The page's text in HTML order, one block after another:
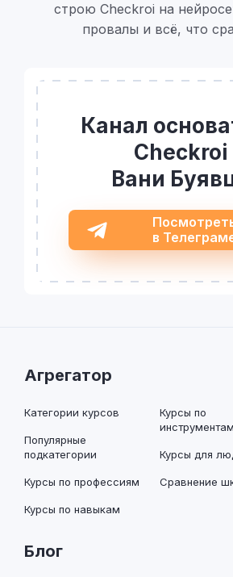
строю Checkroi на
провалы и всё, что
Канал
Checkroi
Вани
в
Агрегатор
Категории курсов
Популярные
подкатегории
Курсы по профессиям
Курсы по навыкам
Курсы по
инструментам
Курсы для
Сравнение
Блог